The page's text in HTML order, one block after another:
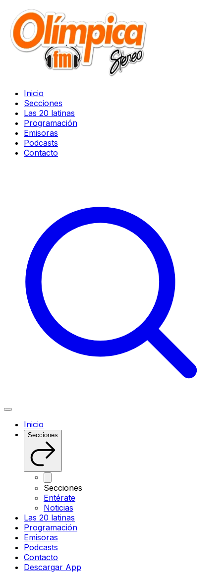
Inicio
Secciones
Las 20 latinas
Programación
Emisoras
Podcasts
Contacto
Inicio
Secciones
Secciones
Entérate
Noticias
Las 20 latinas
Programación
Emisoras
Podcasts
Contacto
Descargar App